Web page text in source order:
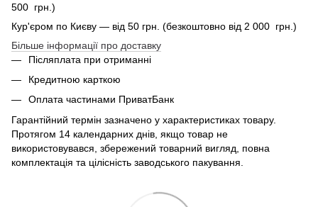
500 грн.)
Кур'єром по Києву — від 50 грн. (безкоштовно від 2 000 грн.)
Більше інформації про доставку
Післяплата при отриманні
Кредитною карткою
Оплата частинами ПриватБанк
Гарантійний термін зазначено у характеристиках товару.
Протягом 14 календарних днів, якщо товар не
використовувався, збережений товарний вигляд, повна
комплектація та цілісність заводського пакування.